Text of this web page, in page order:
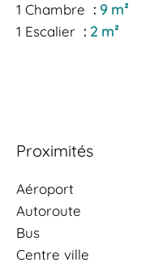
1 Chambre
9 m²
1 Escalier
2 m²
Proximités
Aéroport
Autoroute
Bus
Centre ville